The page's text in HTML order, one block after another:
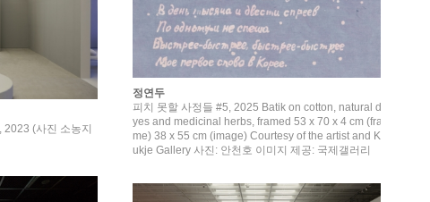
정연두
피치 못할 사정들 #5, 2025 Batik on cotton, natural d
yes and medicinal herbs, framed 53 x 70 x 4 cm (fra
me) 38 x 55 cm (image) Courtesy of the artist and K
ukje Gallery 사진: 안천호 이미지 제공: 국제갤러리
(사진 소농지